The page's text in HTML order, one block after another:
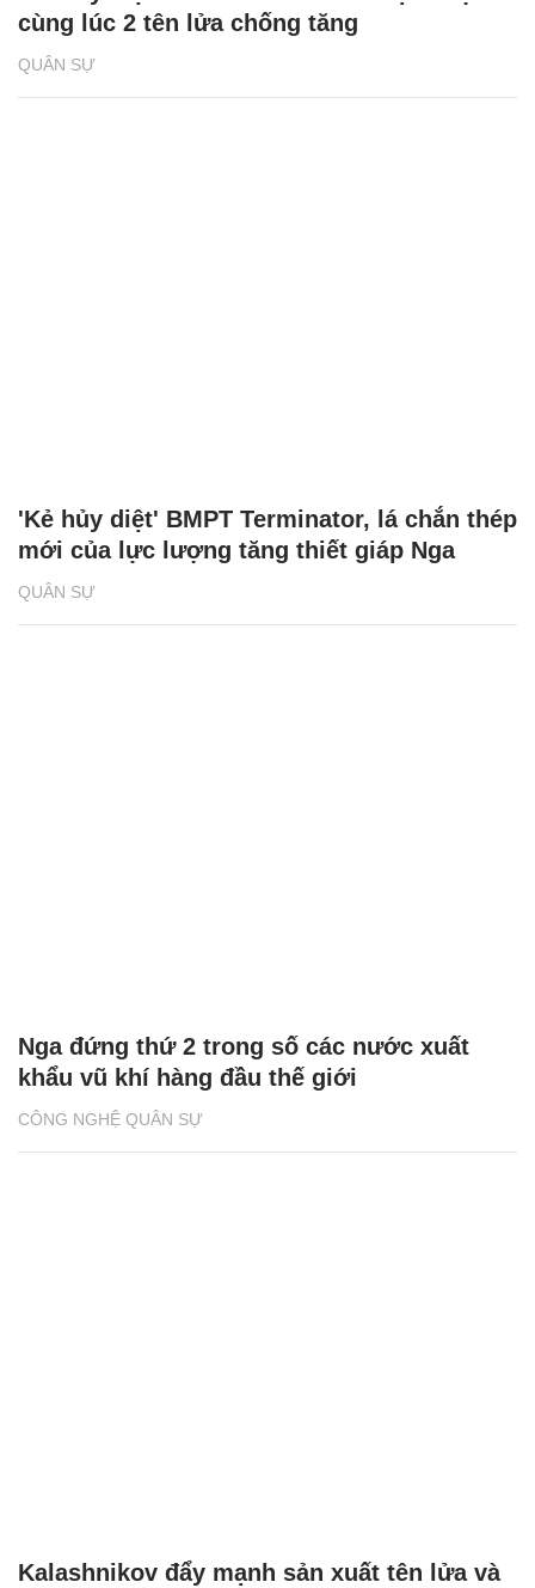
QUÂN SỰ
cùng lúc 2 tên lửa chống tăng
QUÂN SỰ
'Kẻ hủy diệt' BMPT Terminator, lá chắn thép
mới của lực lượng tăng thiết giáp Nga
CÔNG NGHỆ QUÂN SỰ
Nga đứng thứ 2 trong số các nước xuất
khẩu vũ khí hàng đầu thế giới
Kalashnikov đẩy mạnh sản xuất tên lửa và